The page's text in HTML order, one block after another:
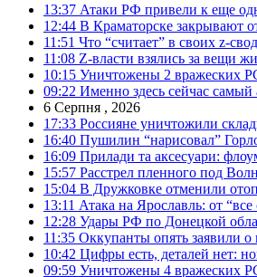
13:37 Атаки РФ привели к еще
12:44 В Краматорске закрывают
11:51 Что “считает” в своих z-
11:08 Z-власти взялись за вещи
10:15 Уничтожены 2 вражеских
09:22 Именно здесь сейчас
6 Серпня , 2026
17:33 Россияне уничтожили
16:40 Пушилин “нарисовал”
16:09 Прилади та аксесуари:
15:57 Расстрел пленного под
15:04 В Дружковке отменили
13:11 Атака на Ярославль: от
12:28 Удары РФ по Донецкой
11:35 Оккупанты опять заявили о
10:42 Цифры есть, деталей нет:
09:59 Уничтожены 4 вражеских